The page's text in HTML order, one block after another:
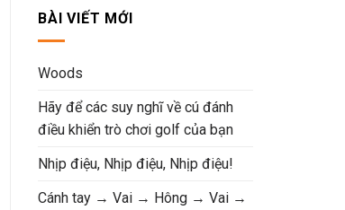
BÀI VIẾT MỚI
Woods
Hãy để các suy nghĩ về cú đánh
điều khiển trò chơi golf của bạn
Nhịp điệu, Nhịp điệu, Nhịp điệu!
Cánh tay → Vai → Hông → Vai →